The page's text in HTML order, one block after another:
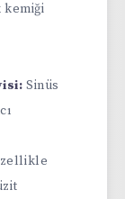
kemiği
Sinüs